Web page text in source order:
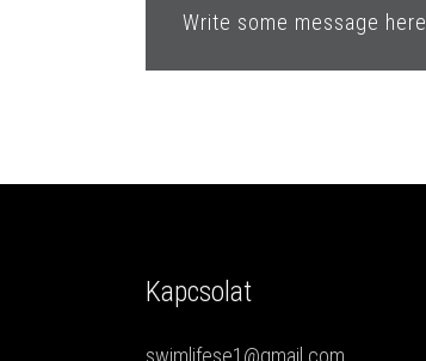
Write some message here
Kapcsolat
swimlifese1@gmail.com